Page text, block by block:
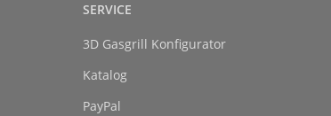
SERVICE
3D Gasgrill Konfigurator
Katalog
PayPal